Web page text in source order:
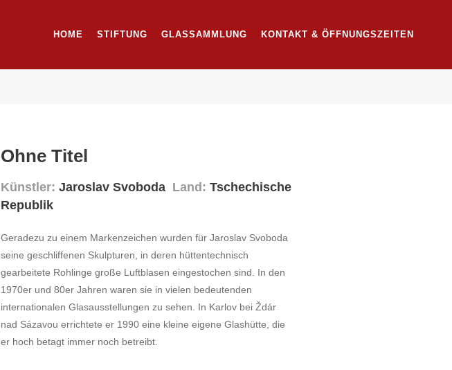
HOME STIFTUNG GLASSAMMLUNG KONTAKT & ÖFFNUNGSZEITEN
Ohne Titel
Künstler: Jaroslav Svoboda Land: Tschechische
Republik
Geradezu zu einem Markenzeichen wurden für Jaroslav Svoboda
seine geschliffenen Skulpturen, in deren hüttentechnisch
gearbeitete Rohlinge große Luftblasen eingestochen sind. In den
1970er und 80er Jahren waren sie in vielen bedeutenden
internationalen Glasausstellungen zu sehen. In Karlov bei Ždár
nad Sázavou errichtete er 1990 eine kleine eigene Glashütte, die
er hoch betagt immer noch betreibt.